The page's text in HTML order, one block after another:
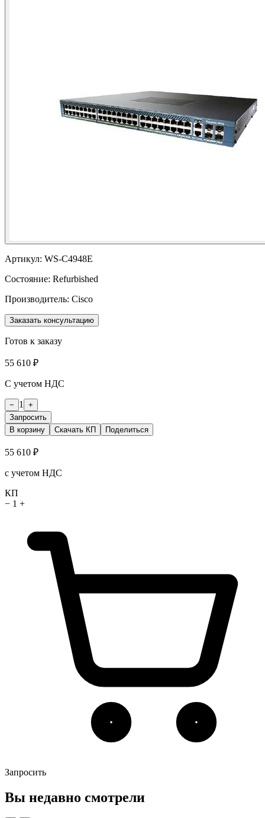
Артикул: WS-C4948E
Состояние: Refurbished
Производитель: Cisco
Заказать консультацию
Готов к заказу
55 610 ₽
С учетом НДС
− 1
+
Запросить
В корзину
Скачать КП Поделиться
55 610 ₽
с учетом НДС
КП
− 1 +
Запросить
Вы недавно смотрели